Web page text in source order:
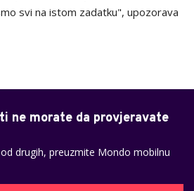
svi na istom zadatku", upozorava
ne morate da provjeravate
drugih, preuzmite Mondo mobilnu